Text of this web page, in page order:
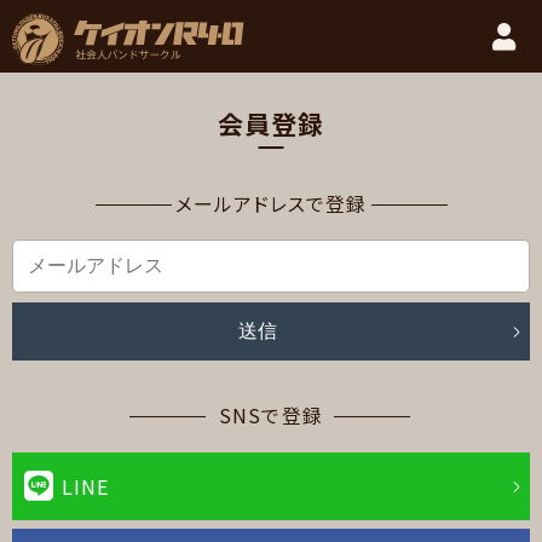
会員登録
メールアドレスで登録
送信
SNSで登録
LINE